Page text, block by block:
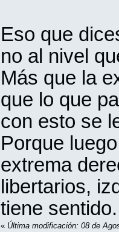
Eso que
no al nivel
Más que la
que lo que
con esto se
Porque
extrema
libertarios,
tiene sentido.
« Última modificación: 08 de